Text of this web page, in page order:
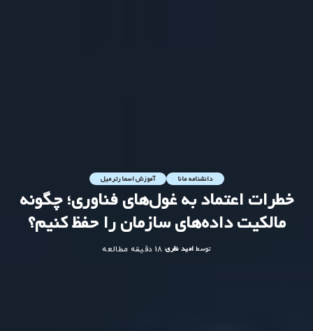
دانشنامه مانا آموزش اسمارترمیل
خطرات اعتماد به غول‌های فناوری؛ چگونه
مالکیت داده‌های سازمان را حفظ کنیم؟
ارسال
توسط امید نظری 18 دقیقه مطالعه